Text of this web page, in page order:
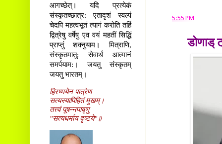
5:55 PM
डोणाड्
आगच्छेत्। यदि प्रत्येकं
संस्कृतच्छात्र: एतादृशं स्वल्पं
चेदपि महत्वभूतं त्यागं करोति तर्हि
द्वित्रेषु वर्षेषु एव वयं महतीं सिद्धिं
प्राप्तुं शक्नुयाम। मित्राणि,
संस्कृतमातु: सेवार्थं आत्मानं
समर्पयाम:। जयतु संस्कृतम्
जयतु भारतम्।
हिरण्मयेन पात्रेण
सत्यस्यापिहितं मुखम्।
तत्त्वं पूषन्नपावृणु
"सत्यधर्माय दृष्टये"॥